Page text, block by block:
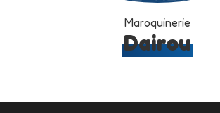
Maroquinerie
Dairou